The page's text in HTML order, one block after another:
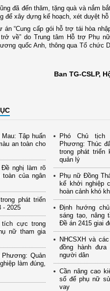
đã đến thăm, tặng quà và nắm
để xây dựng kế hoạch, xét duyệt
án “Cung cấp gói hỗ trợ tái hòa
về” do Trung tâm Hỗ trợ Phụ
quốc Anh, thông qua Tổ chức
Ban TG-CSLP,
Tập huấn
an toàn cho
nghị làm rõ
của ngân
phát triển
- 2025
cực trong
nữ tham gia
Quản
làm đúng,
Phó Chủ tịch
Phương: Thúc
trong phát triển
quản lý
Phụ nữ Đồng
kế khởi nghiệp
hoàn cảnh khó
Định hướng
sáng tạo, nâng
Đề án 2415 giai
NHCSXH và
đồng hành
người dân
Cần nâng cao
số để phụ nữ
vay